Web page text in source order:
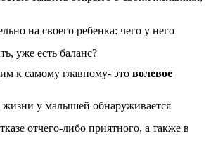
на своего ребенка: чего у него
уже есть баланс?
к самому главному- это волевое
жизни у малышей обнаруживается
отчего-либо приятного, а также в